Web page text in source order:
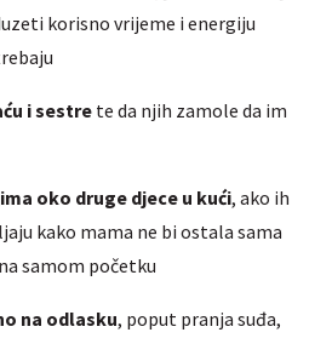
korisno vrijeme i energiju
i sestre te da njih zamole da im
oko druge djece u kući, ako ih
kako mama ne bi ostala sama
samom početku
na odlasku, poput pranja suđa,